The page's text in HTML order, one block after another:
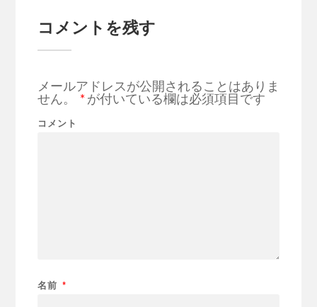
コメントを残す
メールアドレスが公開されることはありま
せん。
*が付いている欄は必須項目です
コメント
名前 *